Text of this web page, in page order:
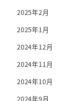
2025年2月
2025年1月
2024年12月
2024年11月
2024年10月
2024年9月